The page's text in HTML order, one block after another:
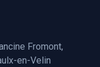
Fromont,
en-Velin